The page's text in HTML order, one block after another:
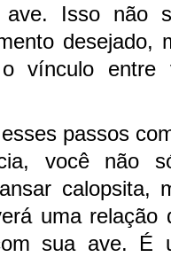
ave. Isso não
desejado,
o vínculo entre
passos
você não
calopsita,
uma relação
sua ave. É